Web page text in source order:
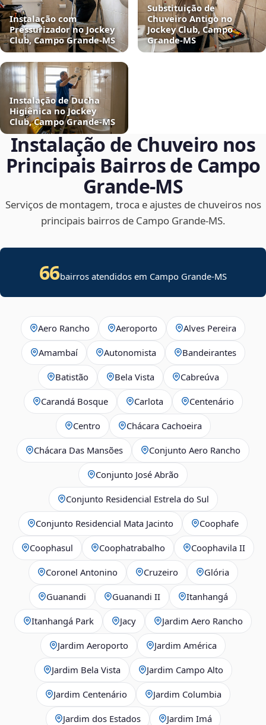
Instalação com
Pressurizador no Jockey
Club, Campo Grande‑MS
Substituição de
Chuveiro Antigo no
Jockey Club, Campo
Grande‑MS
Instalação de Ducha
Higiênica no Jockey
Club, Campo Grande‑MS
Instalação de Chuveiro nos
Principais Bairros de Campo
Grande‑MS
Serviços de montagem, troca e ajustes de chuveiros nos
principais bairros de Campo Grande‑MS.
66bairros atendidos em Campo Grande-MS
Aero Rancho Aeroporto Alves Pereira
Amambaí Autonomista Bandeirantes
Batistão Bela Vista Cabreúva
Carandá Bosque Carlota Centenário
Centro Chácara Cachoeira
Chácara Das Mansões Conjunto Aero Rancho
Conjunto José Abrão
Conjunto Residencial Estrela do Sul
Conjunto Residencial Mata Jacinto Coophafe
Coophasul Coophatrabalho Coophavila II
Coronel Antonino Cruzeiro Glória
Guanandi Guanandi II Itanhangá
Itanhangá Park Jacy Jardim Aero Rancho
Jardim Aeroporto Jardim América
Jardim Bela Vista Jardim Campo Alto
Jardim Centenário Jardim Columbia
Jardim dos Estados Jardim Imá